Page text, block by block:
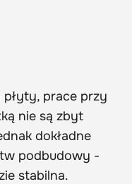
prace przy
nie są zbyt
dokładne
podbudowy -
stabilna.